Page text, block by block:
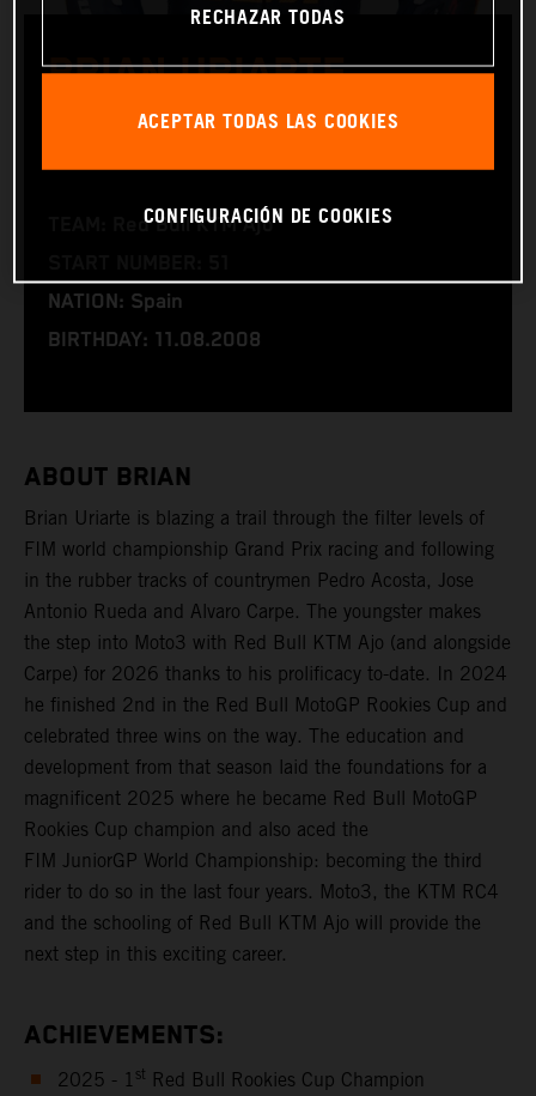
BRIAN URIARTE
TEAM: Red Bull KTM Ajo
NATION: Spain
BIRTHDAY: 11.08.2008
ABOUT BRIAN
Brian Uriarte is blazing a trail through the filter levels of
FIM world championship Grand Prix racing and following
in the rubber tracks of countrymen Pedro Acosta, Jose
Antonio Rueda and Alvaro Carpe. The youngster makes
the step into Moto3 with Red Bull KTM Ajo (and alongside
Carpe) for 2026 thanks to his prolificacy to-date. In 2024
he finished 2nd in the Red Bull MotoGP Rookies Cup and
celebrated three wins on the way. The education and
development from that season laid the foundations for a
magnificent 2025 where he became Red Bull MotoGP
Rookies Cup champion and also aced the
FIM JuniorGP World Championship: becoming the third
rider to do so in the last four years. Moto3, the KTM RC4
and the schooling of Red Bull KTM Ajo will provide the
next step in this exciting career.
ACHIEVEMENTS:
2025 - 1 st Red Bull Rookies Cup Champion
RECHAZAR TODAS
ACEPTAR TODAS LAS COOKIES
CONFIGURACIÓN DE COOKIES